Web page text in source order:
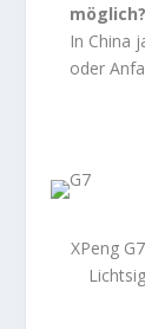
möglich?
In China
oder
XPeng